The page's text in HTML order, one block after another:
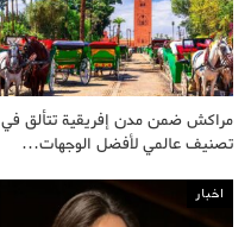
مراكش ضمن مدن إفريقية تتألق في
تصنيف عالمي لأفضل الوجهات…
اخبار